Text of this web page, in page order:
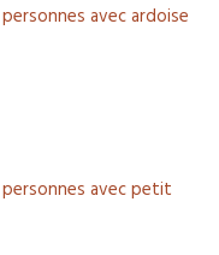
avec ardoise
personnes avec petit